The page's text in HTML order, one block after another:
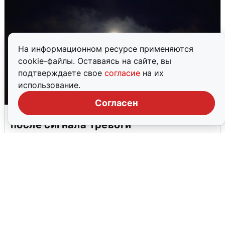
На информационном ресурсе применяются
cookie-файлы. Оставаясь на сайте, вы
подтверждаете свое согласие на их
использование.
Согласен
В Воронеже прогремели взрывы
после сигнала тревоги